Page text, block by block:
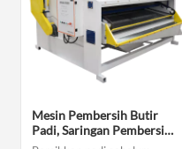
Mesin Pembersih Butir
Padi, Saringan Pembersih
Padi Getar, Ayakan Getar,